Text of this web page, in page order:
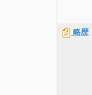
略歴